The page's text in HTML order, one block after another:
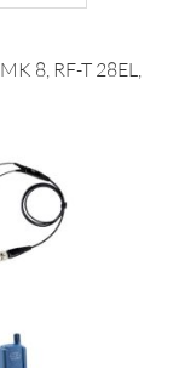
8, RF-T 28EL,